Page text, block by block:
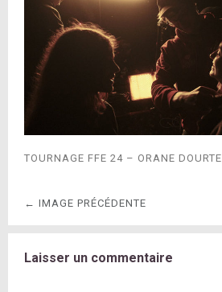
TOURNAGE FFE 24 – ORANE DOURTE
← IMAGE PRÉCÉDENTE
Laisser un commentaire